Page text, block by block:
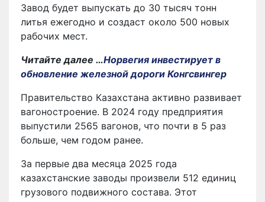
Завод будет выпускать до 30 тысяч тонн
литья ежегодно и создаст около 500 новых
рабочих мест.
Читайте далее …Норвегия инвестирует в
обновление железной дороги Конгсвингер
Правительство Казахстана активно развивает
вагоностроение. В 2024 году предприятия
выпустили 2565 вагонов, что почти в 5 раз
больше, чем годом ранее.
За первые два месяца 2025 года
казахстанские заводы произвели 512 единиц
грузового подвижного состава. Этот